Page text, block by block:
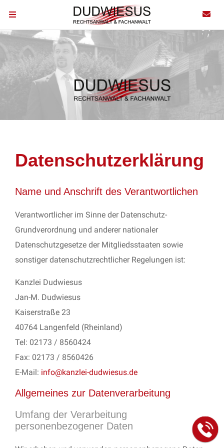
Datenschutzerklärung
Name und Anschrift des Verantwortlichen
Verantwortlicher im Sinne der Datenschutz-
Grundverordnung und anderer nationaler
Datenschutzgesetze der Mitgliedsstaaten sowie
sonstiger datenschutzrechtlicher Regelungen ist:
Kanzlei Dudwiesus
Jan-M. Dudwiesus
Kaiserstraße 23
40764 Langenfeld (Rheinland)
Tel: 02173 / 8560424
Fax: 02173 / 8560426
E-Mail: info@kanzlei-dudwiesus.de
Allgemeines zur Datenverarbeitung
Umfang der Verarbeitung
personenbezogener Daten